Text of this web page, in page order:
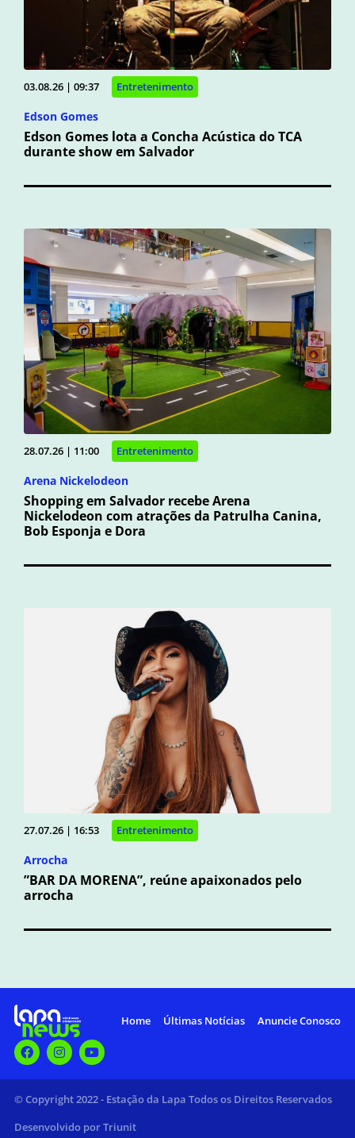
03.08.26 | 09:37 Entretenimento
Edson Gomes
Edson Gomes lota a Concha Acústica do TCA
durante show em Salvador
28.07.26 | 11:00 Entretenimento
Arena Nickelodeon
Shopping em Salvador recebe Arena
Nickelodeon com atrações da Patrulha Canina,
Bob Esponja e Dora
27.07.26 | 16:53 Entretenimento
Arrocha
”BAR DA MORENA”, reúne apaixonados pelo
arrocha
Home Últimas Notícias Anuncie Conosco
© Copyright 2022 - Estação da Lapa Todos os Direitos Reservados
Desenvolvido por Triunit